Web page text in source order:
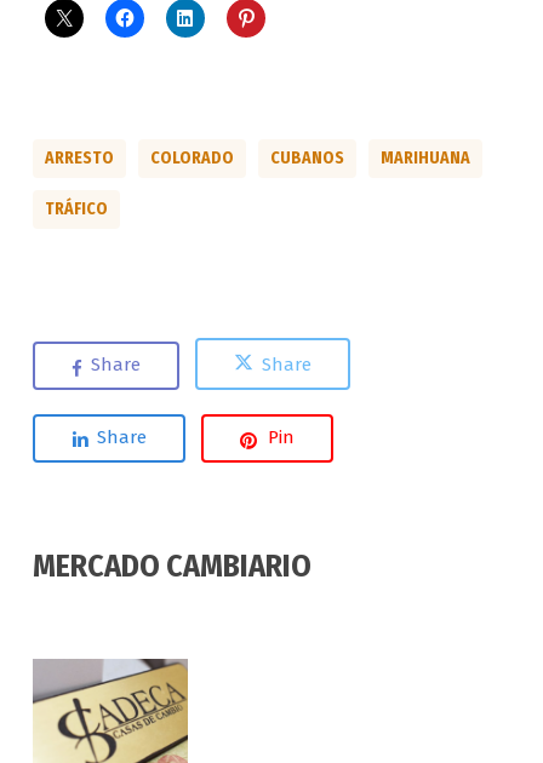
ARRESTO COLORADO CUBANOS MARIHUANA
TRÁFICO
Share Share
Share Pin
MERCADO CAMBIARIO